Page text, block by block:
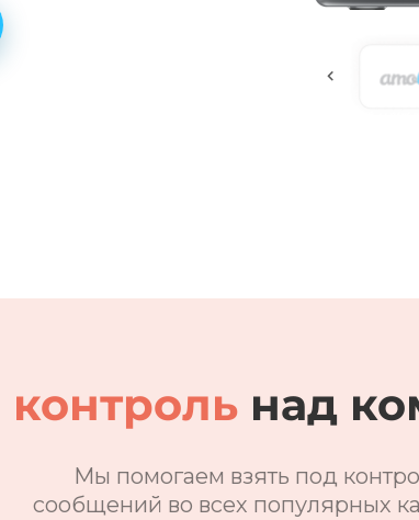
над
Мы помогаем взять под
сообщений во всех популярных